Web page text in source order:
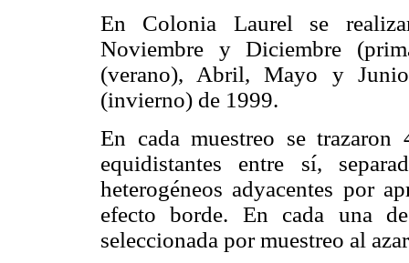
En Colonia Laurel se
Noviembre y Diciembre
(verano), Abril, Mayo y
(invierno) de 1999.
En cada muestreo se
equidistantes entre sí,
heterogéneos adyacentes por
efecto borde. En cada una
seleccionada por muestreo al